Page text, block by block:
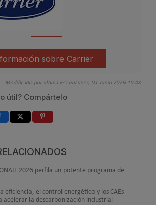
sobre Carrier
Modificado por última vez enLunes, 01 Junio 2026 10:48
útil? Compártelo
2026 perfila un potente programa de
eficiencia, el control energético y los CAEs
acelerar la descarbonización industrial